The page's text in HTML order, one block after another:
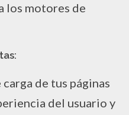
los motores de
de tus páginas
del usuario y